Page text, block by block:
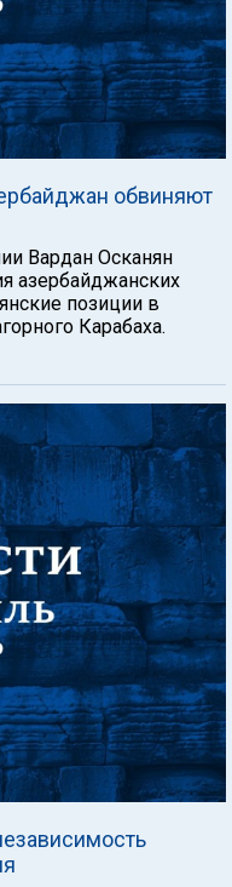
обвиняют
Вардан Осканян
азербайджанских
позиции в
Карабаха.